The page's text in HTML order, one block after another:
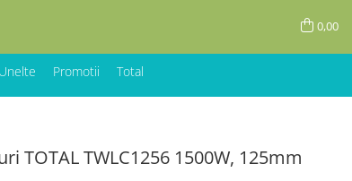
0,00
Promotii Total
TOTAL TWLC1256 1500W, 125mm